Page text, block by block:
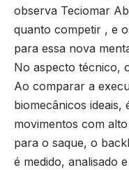
observa Teciomar
quanto competir , e
para essa nova
No aspecto técnico,
Ao comparar a
biomecânicos ideais,
movimentos com
para o saque, o
é medido, analisado